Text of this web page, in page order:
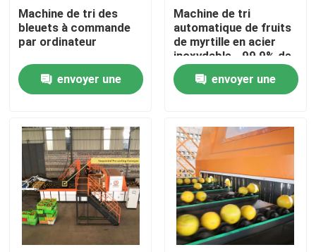
Maison
Vidéos
VR Show
Au sujet de nous
Visite d'usine
Machine de tri des
bleuets à commande
par ordinateur
envoyer une
Machine de tri
automatique de fruits
de myrtille en acier
inoxydable - 99,9% de
précision
envoyer une